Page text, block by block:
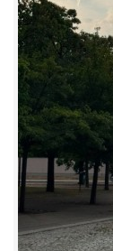
© 2026